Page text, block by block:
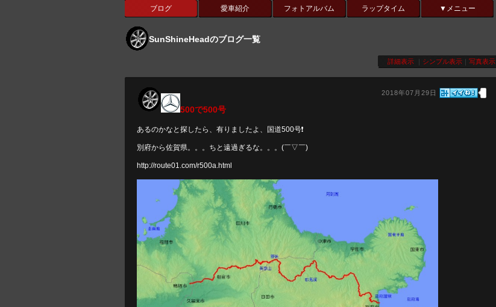
ブログ 愛車紹介 フォトアルバム ラップタイム ▼メニュー
SunShineHeadのブログ一覧
詳細表示 ｜ シンプル表示 写真表示
2018年07月29日
500で500号
あるのかなと探したら、有りましたよ、国道500号❗️
別府から佐賀県。。。ちと遠過ぎるな。。。(￣▽￣)
http://route01.com/r500a.html